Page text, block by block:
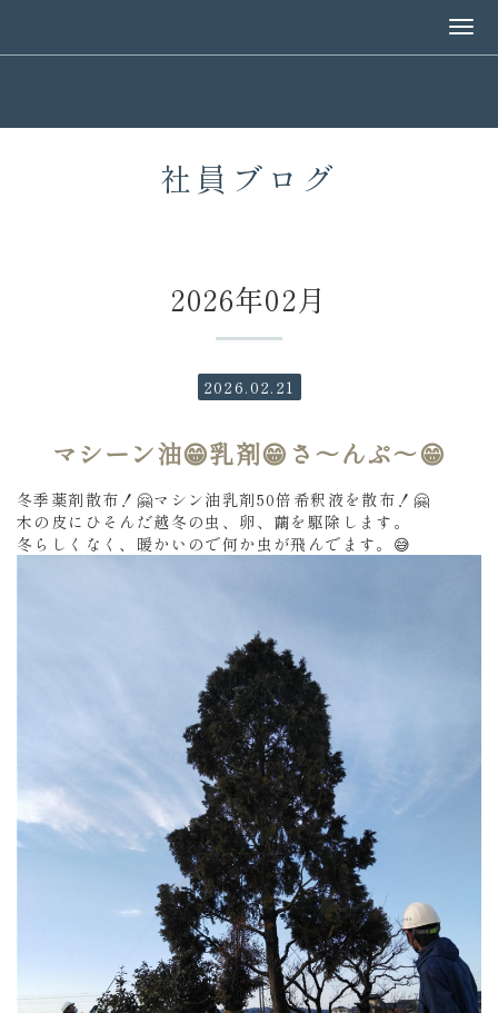
社員ブログ
2026年02月
2026.02.21
マシーン油😁乳剤😁さ～んぷ～😁
冬季薬剤散布！🤗マシン油乳剤50倍希釈液を散布！🤗
木の皮にひそんだ越冬の虫、卵、繭を駆除します。
冬らしくなく、暖かいので何か虫が飛んでます。😅